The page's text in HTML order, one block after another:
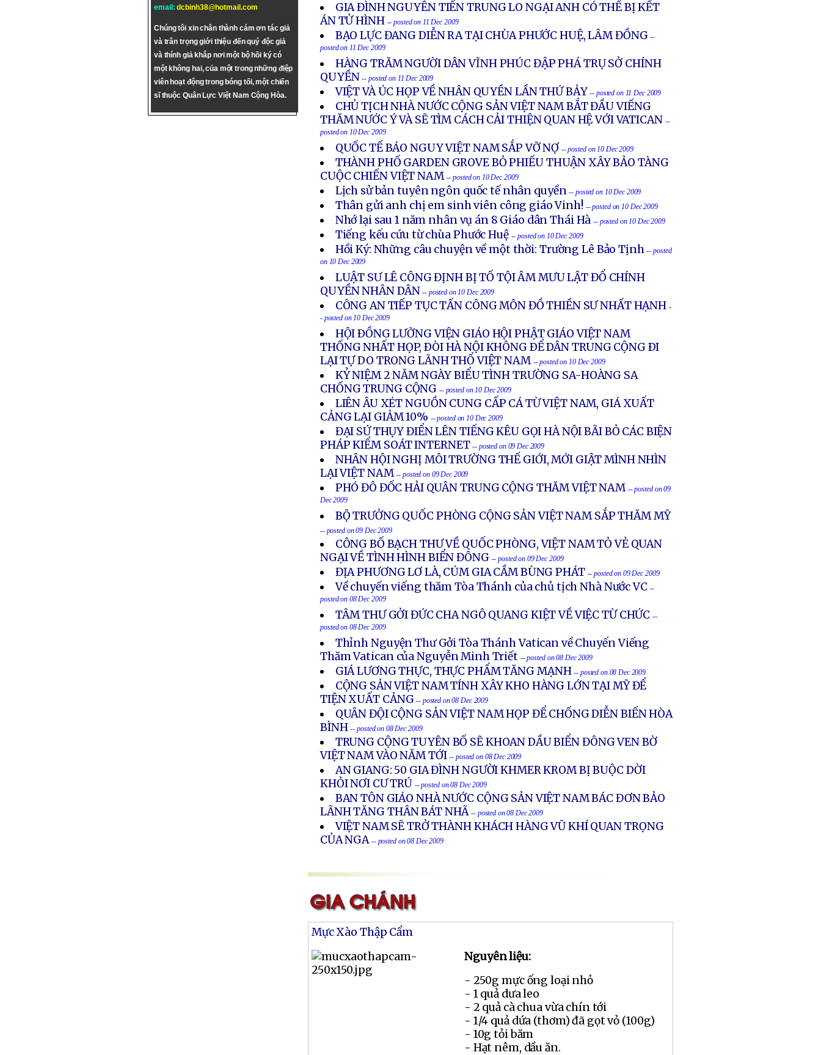
email:dcbinh38@hotmail.com
Chúng tôi xin chân thành cám ơn tác giả
và trân trọng giới thiệu đến quý độc giả
và thính giả khắp nơi một bộ hồi ký có
một không hai, của một trong những điệp
viên hoạt động trong bóng tối, một chiến
sĩ thuộc Quân Lực Việt Nam Cộng Hòa.
GIA ĐÌNH NGUYỄN TIẾN TRUNG LO NGẠI ANH CÓ THỂ BỊ KẾT
ÁN TỬ HÌNH -- posted on 11 Dec 2009
BẠO LỰC ĐANG DIỄN RA TẠI CHÙA PHƯỚC HUỆ, LÂM ĐỒNG --
posted on 11 Dec 2009
HÀNG TRĂM NGƯỜI DÂN VĨNH PHÚC ĐẬP PHÁ TRỤ SỞ CHÍNH
QUYỀN -- posted on 11 Dec 2009
VIỆT VÀ ÚC HỌP VỀ NHÂN QUYỀN LẦN THỨ BẢY -- posted on 11 Dec 2009
CHỦ TỊCH NHÀ NƯỚC CỘNG SẢN VIỆT NAM BẮT ĐẦU VIẾNG
THĂM NƯỚC Ý VÀ SẼ TÌM CÁCH CẢI THIỆN QUAN HỆ VỚI VATICAN --
posted on 10 Dec 2009
QUỐC TẾ BÁO NGUY VIỆT NAM SẮP VỠ NỢ -- posted on 10 Dec 2009
THÀNH PHỐ GARDEN GROVE BỎ PHIẾU THUẬN XÂY BẢO TÀNG
CUỘC CHIẾN VIỆT NAM -- posted on 10 Dec 2009
Lịch sử bản tuyên ngôn quốc tế nhân quyền -- posted on 10 Dec 2009
Thân gửi anh chị em sinh viên công giáo Vinh! -- posted on 10 Dec 2009
Nhớ lại sau 1 năm nhân vụ án 8 Giáo dân Thái Hà -- posted on 10 Dec 2009
Tiếng kếu cứu từ chùa Phước Huệ -- posted on 10 Dec 2009
Hồi Ký: Những câu chuyện về một thời: Trường Lê Bảo Tịnh -- posted
on 10 Dec 2009
LUẬT SƯ LÊ CÔNG ĐỊNH BỊ TỐ TỘI ÂM MƯU LẬT ĐỔ CHÍNH
QUYỀN NHÂN DÂN-- posted on 10 Dec 2009
CÔNG AN TIẾP TỤC TẤN CÔNG MÔN ĐỒ THIỀN SƯ NHẤT HẠNH -
- posted on 10 Dec 2009
HỘI ÐỒNG LƯỠNG VIỆN GIÁO HỘI PHẬT GIÁO VIỆT NAM
THỐNG NHẤT HỌP, ÐÒI HÀ NỘI KHÔNG ÐỂ DÂN TRUNG CỘNG ÐI
LẠI TỰ DO TRONG LÃNH THỔ VIỆT NAM -- posted on 10 Dec 2009
KỶ NIỆM 2 NĂM NGÀY BIỂU TÌNH TRƯỜNG SA-HOÀNG SA
CHỐNG TRUNG CỘNG -- posted on 10 Dec 2009
LIÊN ÂU XÉT NGUỒN CUNG CẤP CÁ TỪ VIỆT NAM, GIÁ XUẤT
CẢNG LẠI GIẢM 10% -- posted on 10 Dec 2009
ĐẠI SỨ THỤY ĐIỂN LÊN TIẾNG KÊU GỌI HÀ NỘI BÃI BỎ CÁC BIỆN
PHÁP KIỂM SOÁT INTERNET -- posted on 09 Dec 2009
NHÂN HỘI NGHỊ MÔI TRƯỜNG THẾ GIỚI, MỚI GIẬT MÌNH NHÌN
LẠI VIỆT NAM -- posted on 09 Dec 2009
PHÓ ĐÔ ĐỐC HẢI QUÂN TRUNG CỘNG THĂM VIỆT NAM -- posted on 09
Dec 2009
BỘ TRƯỞNG QUỐC PHÒNG CỘNG SẢN VIỆT NAM SẮP THĂM MỸ
-- posted on 09 Dec 2009
CÔNG BỐ BẠCH THƯ VỀ QUỐC PHÒNG, VIỆT NAM TỎ VẺ QUAN
NGẠI VỀ TÌNH HÌNH BIỂN ĐÔNG -- posted on 09 Dec 2009
ĐỊA PHƯƠNG LƠ LÀ, CÚM GIA CẦM BÙNG PHÁT -- posted on 09 Dec 2009
Về chuyến viếng thăm Tòa Thánh của chủ tịch Nhà Nước VC --
posted on 08 Dec 2009
TÂM THƯ GỞI ĐỨC CHA NGÔ QUANG KIỆT VỀ VIỆC TỪ CHỨC --
posted on 08 Dec 2009
Thỉnh Nguyện Thư Gởi Tòa Thánh Vatican về Chuyến Viếng
Thăm Vatican của Nguyễn Minh Triết -- posted on 08 Dec 2009
GIÁ LƯƠNG THỰC, THỰC PHẨM TĂNG MẠNH -- posted on 08 Dec 2009
CỘNG SẢN VIỆT NAM TÍNH XÂY KHO HÀNG LỚN TẠI MỸ ĐỂ
TIỆN XUẤT CẢNG -- posted on 08 Dec 2009
QUÂN ĐỘI CỘNG SẢN VIỆT NAM HỌP ĐỂ CHỐNG DIỄN BIẾN HÒA
BÌNH -- posted on 08 Dec 2009
TRUNG CỘNG TUYÊN BỐ SẼ KHOAN DẦU BIỂN ĐÔNG VEN BỜ
VIỆT NAM VÀO NĂM TỚI -- posted on 08 Dec 2009
AN GIANG: 50 GIA ĐÌNH NGƯỜI KHMER KROM BỊ BUỘC DỜI
KHỎI NƠI CƯ TRÚ -- posted on 08 Dec 2009
BAN TÔN GIÁO NHÀ NƯỚC CỘNG SẢN VIỆT NAM BÁC ĐƠN BẢO
LÃNH TĂNG THÂN BÁT NHÃ -- posted on 08 Dec 2009
VIỆT NAM SẼ TRỞ THÀNH KHÁCH HÀNG VŨ KHÍ QUAN TRỌNG
CỦA NGA -- posted on 08 Dec 2009
Mực Xào Thập Cẩm
Nguyên liệu:
- 250g mực ống loại nhỏ
- 1 quả dưa leo
- 2 quả cà chua vừa chín tới
- 1/4 quả dứa (thơm) đã gọt vỏ (100g)
- 10g tỏi băm
- Hạt nêm, dầu ăn.